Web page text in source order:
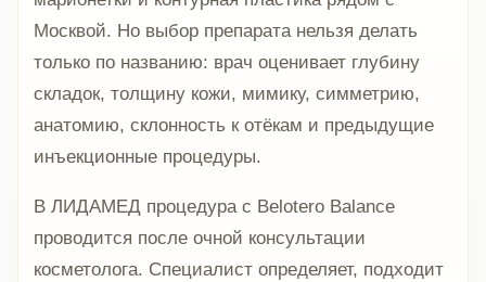
Москвой. Но выбор препарата нельзя делать
только по названию: врач оценивает глубину
складок, толщину кожи, мимику, симметрию,
анатомию, склонность к отёкам и предыдущие
инъекционные процедуры.
В ЛИДАМЕД процедура с Belotero Balance
проводится после очной консультации
косметолога. Специалист определяет, подходит